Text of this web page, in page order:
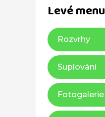
Levé menu
Rozvrhy
Suplování
Fotogalerie